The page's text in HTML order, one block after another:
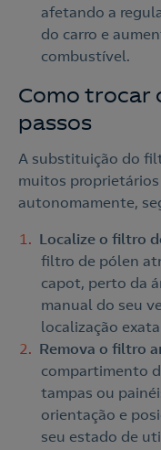
afetando a
do carro e
combustível.
Como trocar
passos
A substituição do
muitos
autonomamente,
Localize o filtro
filtro de pólen
capot, perto da
manual do seu
localização
Remova o filtro
compartimento
tampas ou
orientação e
seu estado de